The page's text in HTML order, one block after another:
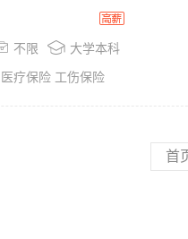
不限  大学本科
疗保险 工伤保险
首